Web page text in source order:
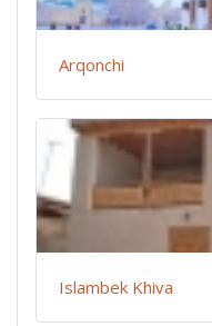
Arqonchi
Islambek Khiva